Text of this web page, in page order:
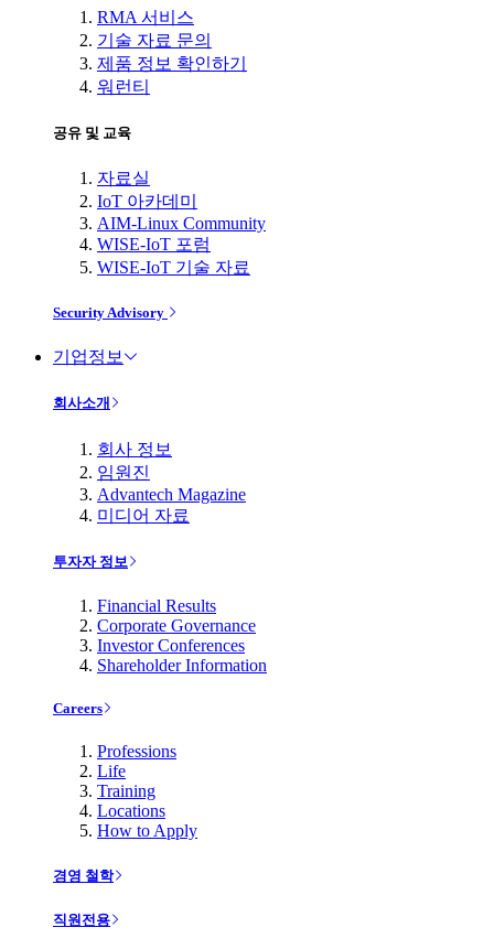
RMA 서비스
기술 자료 문의
제품 정보 확인하기
워런티
공유 및 교육
자료실
IoT 아카데미
AIM-Linux Community
WISE-IoT 포럼
WISE-IoT 기술 자료
Security Advisory
기업정보
회사소개
회사 정보
임원진
Advantech Magazine
미디어 자료
투자자 정보
Financial Results
Corporate Governance
Investor Conferences
Shareholder Information
Careers
Professions
Life
Training
Locations
How to Apply
경영 철학
직원전용